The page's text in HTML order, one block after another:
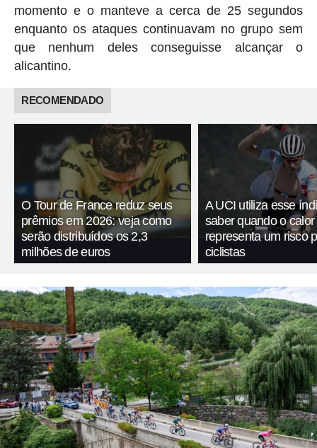
momento e o manteve a cerca de 25 segundos
enquanto os ataques continuavam no grupo sem
que nenhum deles conseguisse alcançar o
alicantino.
RECOMENDADO
O Tour de France reduz seus
prêmios em 2026: veja como
serão distribuídos os 2,3
milhões de euros
A UCI utiliza esse
saber quando o calor
representa um risco
ciclistas